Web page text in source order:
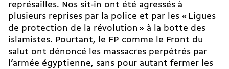
représailles. Nos sit-in ont été agressés à
plusieurs reprises par la police et par les « Ligues
de protection de la révolution » à la botte des
islamistes. Pourtant, le FP comme le Front du
salut ont dénoncé les massacres perpétrés par
l’armée égyptienne, sans pour autant fermer les